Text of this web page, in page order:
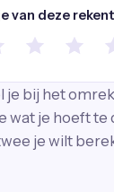
van deze
bij het
je hoeft te
je wilt